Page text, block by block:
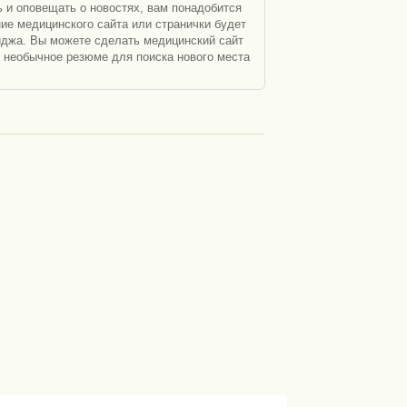
оповещать о новостях, вам понадобится
медицинского сайта или странички будет
Вы можете сделать медицинский сайт
резюме для поиска нового места